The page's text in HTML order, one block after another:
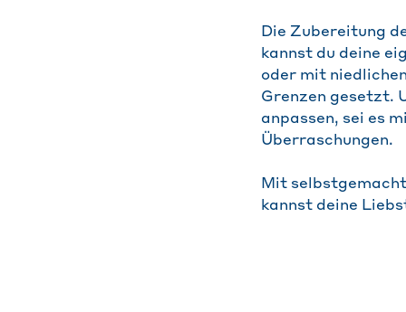
Die Zubereitung
kannst du deine
oder mit
Grenzen gesetzt.
anpassen, sei es
Überraschungen.
Mit
kannst deine